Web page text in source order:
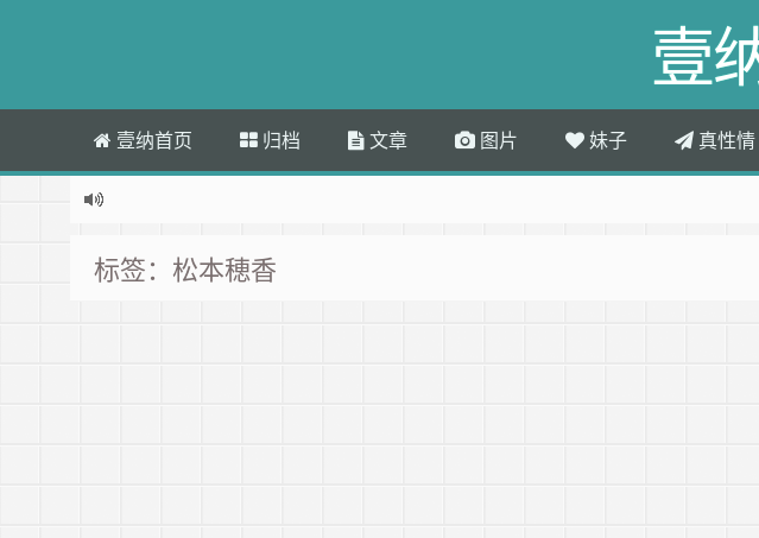
壹
壹纳首页 归档 文章 图片 妹子 真性情
标签：松本穂香